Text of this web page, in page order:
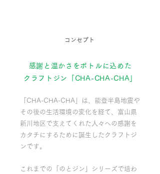
コンセプト
感謝と温かさをボトルに込めた
クラフトジン「CHA-CHA-CHA」
「CHA-CHA-CHA」は、能登半島地震や
その後の生活環境の変化を経て、富山県
新川地区で支えてくれた人々への感謝を
カタチにするために誕生したクラフトジ
ンです。
これまでの「のとジン」シリーズで培わ